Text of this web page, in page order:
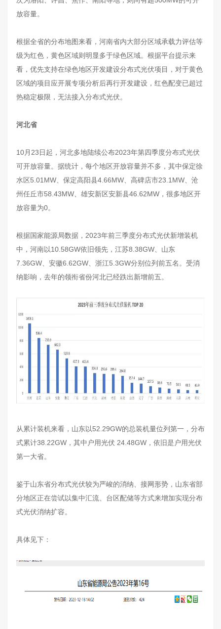
放容量。
根据全省的分布地图来看，河南省内大部分区域承载力评估等
级为红色，黄色区域则明显多于绿色区域。根据平台提示来
看，优先支持在绿色地区开发建设分布式光伏项目，对于黄色
区域的项目应开展专项分析后再行开发建设，红色配变已超过
热稳定极限，无法接入分布式光伏。
河北省
10月23日起，河北多地陆续公布2023年第四季度分布式光伏
可开放容量。据统计，每个地区开放容量并不多，其中保定徐
水区5.01MW、保定高阳县4.66MW、高碑店市23.1MW、沧
州任丘市58.43MW、雄安新区安新县46.62MW，很多地区开
放容量为0。
根据国家能源局数据，2023年前三季度分布式光伏新增装机
中，河南以10.58GW依旧领先，江苏8.38GW、山东
7.36GW、安徽6.62GW、浙江5.3GW分别位列前五名。受消
纳影响，去年的领衔省份河北已经跌出新增前五。
从累计装机来看，山东以52.29GW的总装机量位列第一，分布
式累计38.22GW，其中户用光伏 24.48GW，依旧是户用光伏
第一大省。
鉴于山东省分布式光伏较为严峻的消纳、接网形势，山东省部
分地区正在尝试以集中汇流、台区配储等方式来增加实现分布
式光伏消纳扩容。
具体见下：